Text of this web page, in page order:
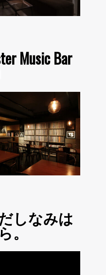
Music Bar
しなみは
。